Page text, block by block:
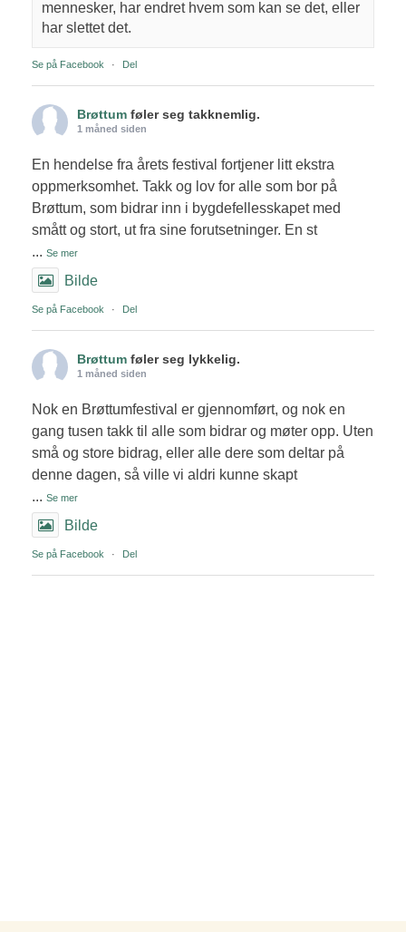
mennesker, har endret hvem som kan se det, eller
har slettet det.
Se på Facebook · Del
Brøttum føler seg takknemlig.
1 måned siden
En hendelse fra årets festival fortjener litt ekstra
oppmerksomhet. Takk og lov for alle som bor på
Brøttum, som bidrar inn i bygdefellesskapet med
smått og stort, ut fra sine forutsetninger. En st
... Se mer
Bilde
Se på Facebook · Del
Brøttum føler seg lykkelig.
1 måned siden
Nok en Brøttumfestival er gjennomført, og nok en
gang tusen takk til alle som bidrar og møter opp. Uten
små og store bidrag, eller alle dere som deltar på
denne dagen, så ville vi aldri kunne skapt
... Se mer
Bilde
Se på Facebook · Del